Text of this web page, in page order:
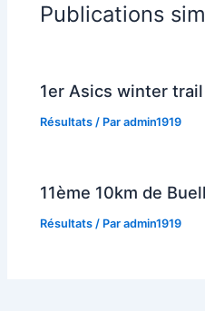
Publications
1er Asics winter
Résultats / Paradmin1919
11ème 10km de
Résultats / Paradmin1919